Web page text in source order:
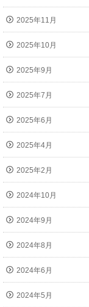
2025年11月
2025年10月
2025年9月
2025年7月
2025年6月
2025年4月
2025年2月
2024年10月
2024年9月
2024年8月
2024年6月
2024年5月